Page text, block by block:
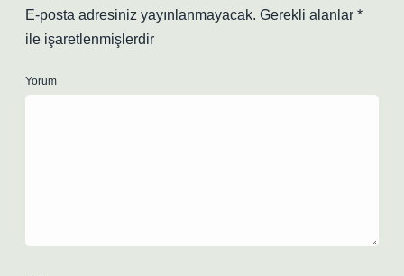
E-posta adresiniz yayınlanmayacak. Gerekli alanlar *
ile işaretlenmişlerdir
Yorum